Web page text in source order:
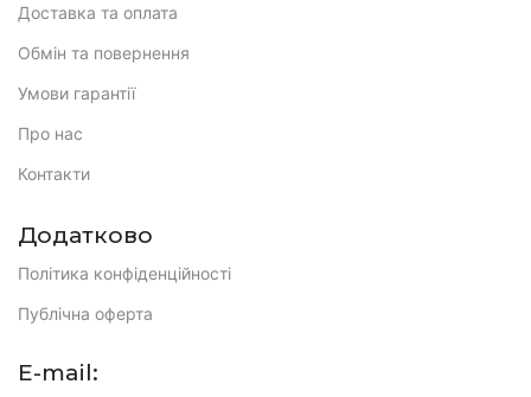
Доставка та оплата
Обмін та повернення
Умови гарантії
Про нас
Контакти
Додатково
Політика конфіденційності
Публічна оферта
E-mail: